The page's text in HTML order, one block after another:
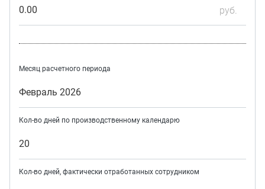
0.00 руб.
Месяц расчетного периода
Февраль 2026
Кол-во дней по производственному календарю
20
Кол-во дней, фактически отработанных сотрудником